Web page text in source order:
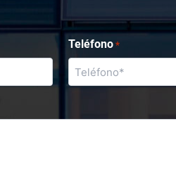
Teléfono *